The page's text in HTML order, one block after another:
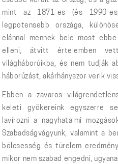
mint az 1871-es (és 1990-
legpotensebb országa,
elánnal mennek bele most
elleni, átvitt értelemben
világháborúikba, és nem tudják
háborúzást, akárhányszor verik
Ebben a zavaros
keleti gyökereink egyszerre
lavírozni a nagyhatalmi
Szabadságvágyunk, valamint a
bölcsesség és türelem
mikor nem szabad engedni,